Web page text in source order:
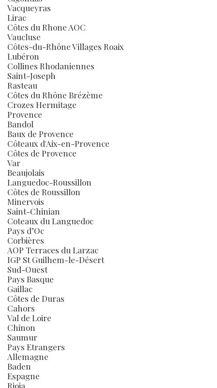
Vacqueyras
Lirac
Côtes du Rhone AOC
Vaucluse
Côtes-du-Rhône Villages Roaix
Lubéron
Collines Rhodaniennes
Saint-Joseph
Rasteau
Côtes du Rhône Brézème
Crozes Hermitage
Provence
Bandol
Baux de Provence
Côteaux d'Aix-en-Provence
Côtes de Provence
Var
Beaujolais
Languedoc-Roussillon
Côtes de Roussillon
Minervois
Saint-Chinian
Coteaux du Languedoc
Pays d’Oc
Corbières
AOP Terraces du Larzac
IGP St Guilhem-le-Désert
Sud-Ouest
Pays Basque
Gaillac
Côtes de Duras
Cahors
Val de Loire
Chinon
Saumur
Pays Etrangers
Allemagne
Baden
Espagne
Rioja